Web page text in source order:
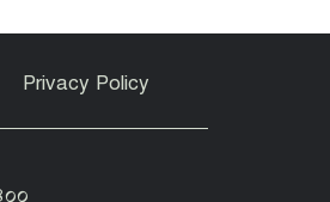
Privacy Policy